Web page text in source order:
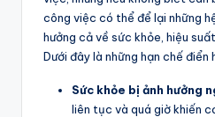
công việc có thể để lại những
hưởng cả về sức khỏe, hiệu
Dưới đây là những hạn chế điển
Sức khỏe bị ảnh hưởng
liên tục và quá giờ khiến